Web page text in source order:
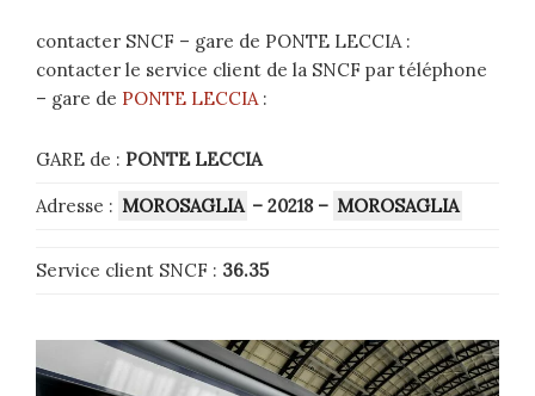
contacter SNCF – gare de PONTE LECCIA :
contacter le service client de la SNCF par téléphone
– gare de PONTE LECCIA:
GARE de : PONTE LECCIA
Adresse : MOROSAGLIA – 20218 – MOROSAGLIA
Service client SNCF : 36.35